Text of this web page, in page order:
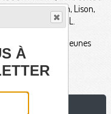
de Noah, Lison,
jeunes du TCML.
pour nos jeunes
À